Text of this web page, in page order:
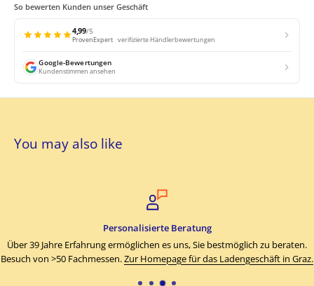
So bewerten Kunden unser Geschäft
4,99/5
ProvenExpert verifizierte Händlerbewertungen
Google-Bewertungen
Kundenstimmen ansehen
You may also like
Personalisierte Beratung
Über 39 Jahre Erfahrung ermöglichen es uns, Sie bestmöglich zu beraten.
Besuch von >50 Fachmessen.Zur Homepage für das Ladengeschäft in Graz.